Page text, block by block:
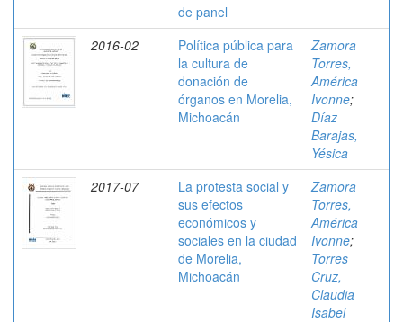
de panel
2016-02
Política pública para
la cultura de
donación de
órganos en Morelia,
Michoacán
Zamora
Torres,
América
Ivonne;
Díaz
Barajas,
Yésica
2017-07
La protesta social y
sus efectos
económicos y
sociales en la ciudad
de Morelia,
Michoacán
Zamora
Torres,
América
Ivonne;
Torres
Cruz,
Claudia
Isabel